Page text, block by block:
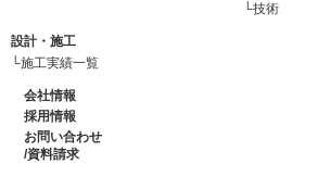
└技術
設計・施工
└施工実績一覧
会社情報
採用情報
お問い合わせ
/資料請求